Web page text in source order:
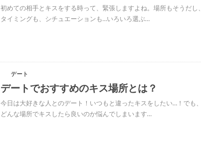
初めての相手とキスをする時って、緊張しますよね。場所もそうだし、
タイミングも、シチュエーションも…いろいろ選ぶ…
デート
デートでおすすめのキス場所とは？
今日は大好きな人とのデート！いつもと違ったキスをしたい…！でも、
どんな場所でキスしたら良いのか悩んでしまいます…